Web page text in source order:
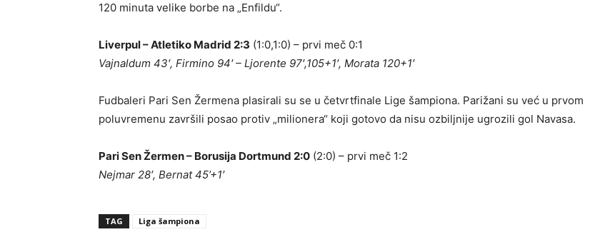
120 minuta velike borbe na „Enfildu“.
Liverpul – Atletiko Madrid 2:3 (1:0,1:0) – prvi meč 0:1
Vajnaldum 43′, Firmino 94′ – Ljorente 97′,105+1′, Morata 120+1′
Fudbaleri Pari Sen Žermena plasirali su se u četvrtfinale Lige šampiona. Parižani su već u prvom
poluvremenu završili posao protiv „milionera“ koji gotovo da nisu ozbiljnije ugrozili gol Navasa.
Pari Sen Žermen – Borusija Dortmund 2:0 (2:0) – prvi meč 1:2
Nejmar 28′, Bernat 45’+1′
TAG Liga šampiona